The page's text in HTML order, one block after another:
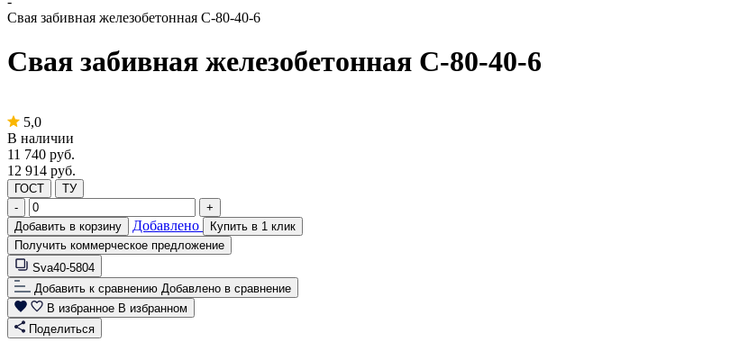
Свая забивная железобетонная С-80-40-6
Свая забивная железобетонная С-80-40-6
5,0
В наличии
11 740 руб.
12 914 руб.
ГОСТ
ТУ
-
+
Добавить в корзину
Добавлено
Купить в 1 клик
Получить коммерческое предложение
Sva40-5804
Добавить к сравнению Добавлено в сравнение
В избранное В избранном
Поделиться